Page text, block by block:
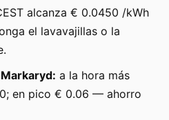
alcanza € 0.0450 /kWh
el lavavajillas o la
a la hora más
en pico € 0.06 — ahorro